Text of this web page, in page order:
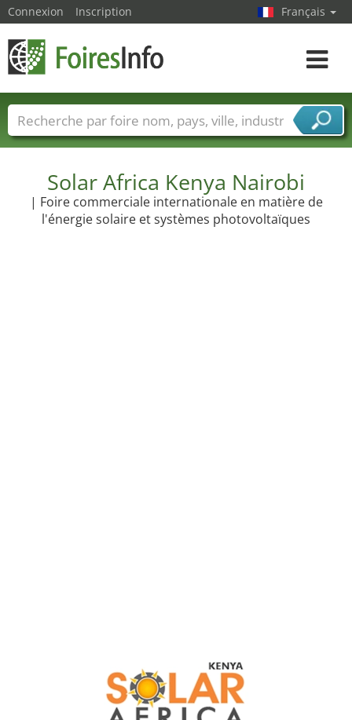
Solar Africa Kenya Nairobi
| Foire commerciale internationale en matière de
l'énergie solaire et systèmes photovoltaïques
Connexion Inscription Français
Toggle
Foire noms Pays Villes
Secteurs de foire